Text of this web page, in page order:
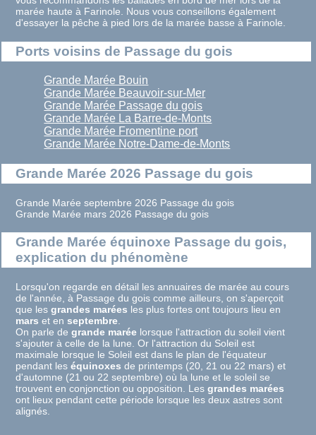
marée haute à Farinole. Nous vous conseillons également
d'essayer la pêche à pied lors de la marée basse à Farinole.
Ports voisins de Passage du gois
Grande Marée Bouin
Grande Marée Beauvoir-sur-Mer
Grande Marée Passage du gois
Grande Marée La Barre-de-Monts
Grande Marée Fromentine port
Grande Marée Notre-Dame-de-Monts
Grande Marée 2026 Passage du gois
Grande Marée septembre 2026 Passage du gois
Grande Marée mars 2026 Passage du gois
Grande Marée équinoxe Passage du gois,
explication du phénomène
Lorsqu'on regarde en détail les annuaires de marée au cours
de l'année, à Passage du gois comme ailleurs, on s'aperçoit
que lesgrandes marées les plus fortes ont toujours lieu en
mars et enseptembre
On parle degrande marée lorsque l'attraction du soleil vient
s'ajouter à celle de la lune. Or l'attraction du Soleil est
maximale lorsque le Soleil est dans le plan de l'équateur
pendant leséquinoxes de printemps (20, 21 ou 22 mars) et
d'automne (21 ou 22 septembre) où la lune et le soleil se
trouvent en conjonction ou opposition. Lesgrandes marées
ont lieux pendant cette période lorsque les deux astres sont
alignés.